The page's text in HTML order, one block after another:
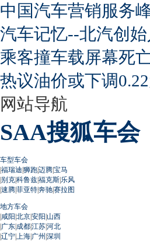
中国汽车营销服务
汽车记忆--北汽创始
乘客撞车载屏幕死
热议油价或下调
网站导航
SAA搜狐车会
车型车会
|福瑞迪|狮跑|迈腾|宝马
|别克|科鲁兹|福克斯|乐风
|速腾|菲亚特|奔驰|赛拉图
地方车会
|咸阳|北京|安阳|山西
|广东|成都|江苏|河北
|辽宁| 上海|广州 |深圳